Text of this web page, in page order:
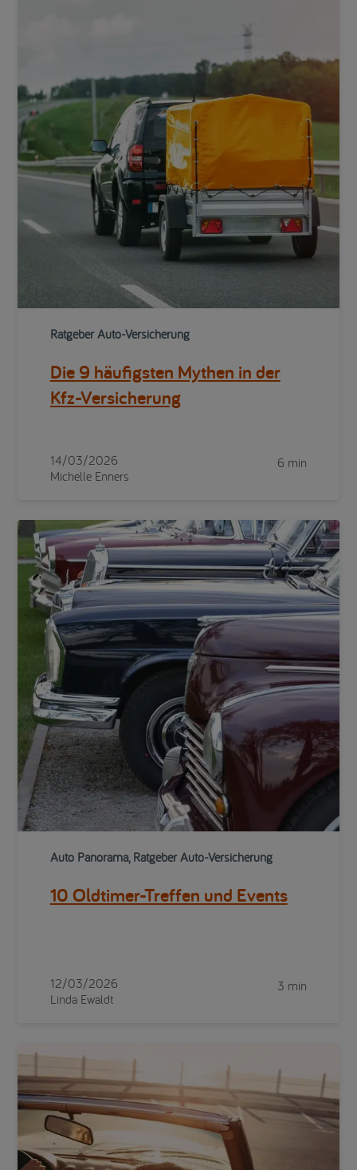
Ratgeber Auto-Versicherung
Die 9 häufigsten Mythen in der
Kfz-Versicherung
14/03/2026
Michelle Enners
6 min
Auto Panorama, Ratgeber Auto-Versicherung
10 Oldtimer-Treffen und Events
12/03/2026
Linda Ewaldt
3 min